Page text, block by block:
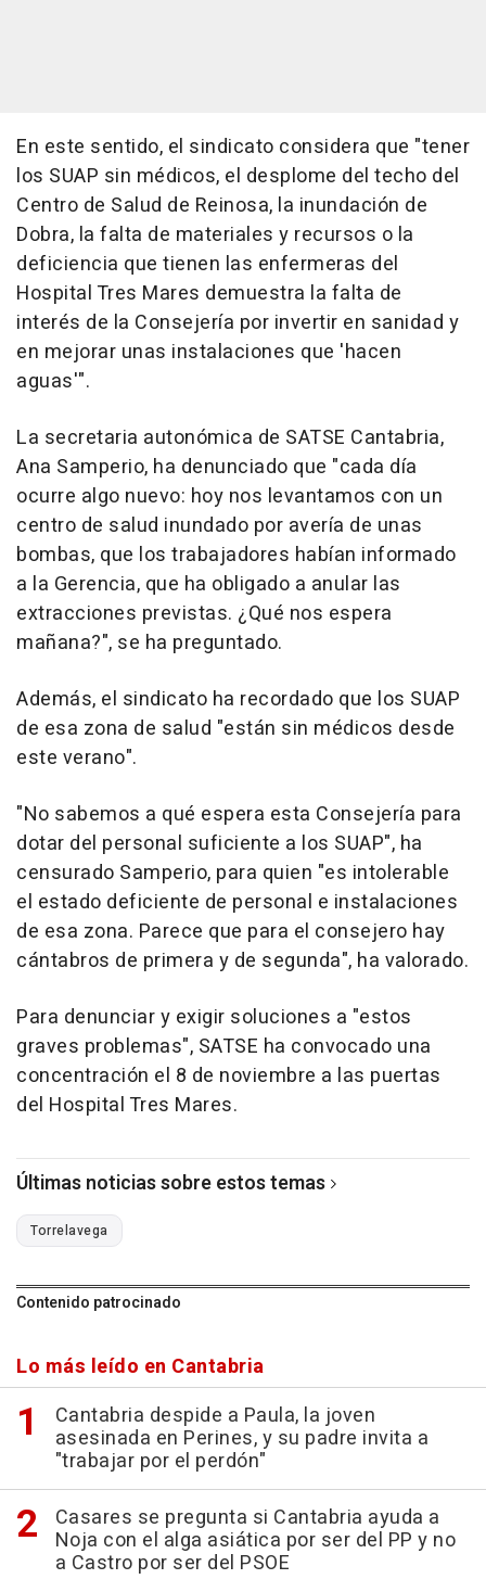
En este sentido, el sindicato considera que "tener
los SUAP sin médicos, el desplome del techo del
Centro de Salud de Reinosa, la inundación de
Dobra, la falta de materiales y recursos o la
deficiencia que tienen las enfermeras del
Hospital Tres Mares demuestra la falta de
interés de la Consejería por invertir en sanidad y
en mejorar unas instalaciones que 'hacen
aguas'".
La secretaria autonómica de SATSE Cantabria,
Ana Samperio, ha denunciado que "cada día
ocurre algo nuevo: hoy nos levantamos con un
centro de salud inundado por avería de unas
bombas, que los trabajadores habían informado
a la Gerencia, que ha obligado a anular las
extracciones previstas. ¿Qué nos espera
mañana?", se ha preguntado.
Además, el sindicato ha recordado que los SUAP
de esa zona de salud "están sin médicos desde
este verano".
"No sabemos a qué espera esta Consejería para
dotar del personal suficiente a los SUAP", ha
censurado Samperio, para quien "es intolerable
el estado deficiente de personal e instalaciones
de esa zona. Parece que para el consejero hay
cántabros de primera y de segunda", ha valorado.
Para denunciar y exigir soluciones a "estos
graves problemas", SATSE ha convocado una
concentración el 8 de noviembre a las puertas
del Hospital Tres Mares.
Últimas noticias sobre estos temas
Torrelavega
Contenido patrocinado
Lo más leído en Cantabria
Cantabria despide a Paula, la joven
asesinada en Perines, y su padre invita a
"trabajar por el perdón"
Casares se pregunta si Cantabria ayuda a
Noja con el alga asiática por ser del PP y no
a Castro por ser del PSOE